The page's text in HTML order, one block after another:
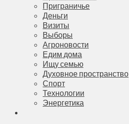
Приграничье
Деньги
Визиты
Выборы
Агроновости
Едим дома
Ищу семью
Духовное пространство
Спорт
Технологии
Энергетика